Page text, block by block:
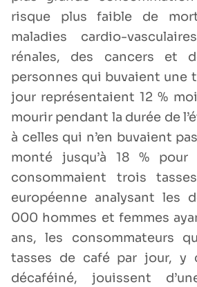
risque plus faible de
maladies cardio-
rénales, des cancers et
personnes qui buvaient une
jour représentaient 12 %
mourir pendant la durée de
à celles qui n’en buvaient
monté jusqu’à 18 %
consommaient trois
européenne analysant les
000 hommes et femmes
ans, les consommateurs
tasses de café par jour, y
décaféiné, jouissent